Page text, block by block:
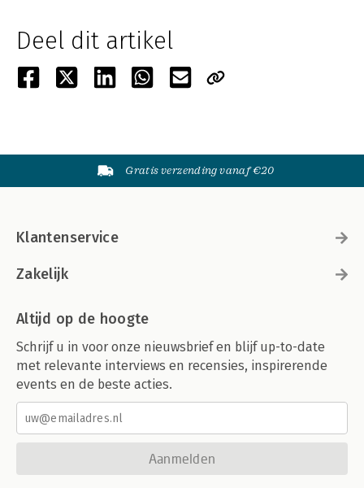
Deel dit artikel
Gratis verzending vanaf €20
Klantenservice
Zakelijk
Altijd op de hoogte
Schrijf u in voor onze nieuwsbrief en blijf up-to-date
met relevante interviews en recensies, inspirerende
events en de beste acties.
Aanmelden